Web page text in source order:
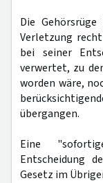
Die
Verletzung
bei seiner
verwertet, zu
worden wäre,
übergangen.
Eine
Entscheidung
Gesetz im